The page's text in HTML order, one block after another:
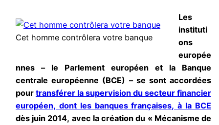
Cet homme contrôlera votre banque
Les
instituti
ons
europée
nnes – le Parlement européen et la Banque
centrale européenne (BCE) – se sont accordées
pour transférer la supervision du secteur financier
européen, dont les banques françaises, à la BCE
dès juin 2014, avec la création du « Mécanisme de